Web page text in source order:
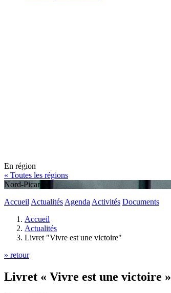
En région
« Toutes les régions
Nord-Picardie
Accueil Actualités Agenda Activités Documents
Accueil
Actualités
Livret "Vivre est une victoire"
» retour
Livret « Vivre est une victoire »